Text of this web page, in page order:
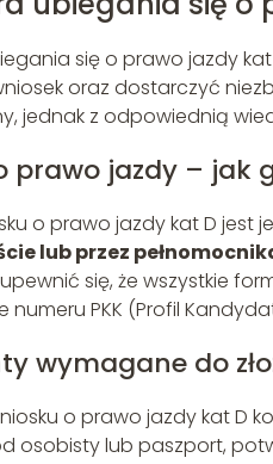
się o prawo jazdy
oraz dostarczyć
jednak z odpowiednią
prawo jazdy – jak
o prawo jazdy kat D jest
lub przez
się, że wszystkie
numeru PKK (Profil
wymagane do
o prawo jazdy kat D
osobisty lub paszport,